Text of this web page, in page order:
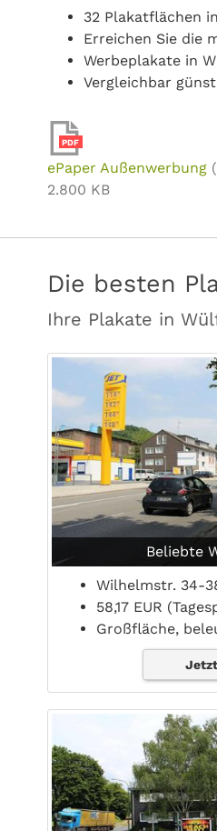
32 Plakatflächen
Erreichen Sie die
Werbeplakate in
Vergleichbar
PDF
ePaper Außenwerbung
2.800 KB
Die besten
Ihre Plakate in
Beliebte
Wilhelmstr. 34-
58,17 EUR
Großfläche,